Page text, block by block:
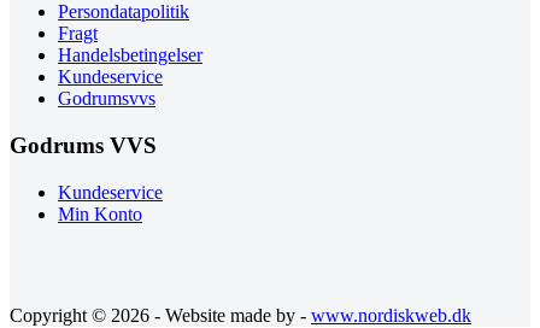
Persondatapolitik
Fragt
Handelsbetingelser
Kundeservice
Godrumsvvs
Godrums VVS
Kundeservice
Min Konto
Copyright © 2026 - Website made by - www.nordiskweb.dk